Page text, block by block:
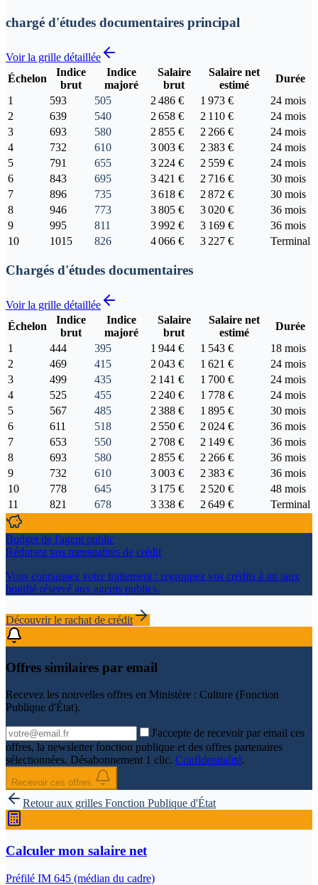
chargé d'études documentaires principal
Voir la grille détaillée
Échelon
Indice
brut
Indice
majoré
Salaire
brut
Salaire net
estimé
Durée
1
593 505 2 486 € 1 973 €
24 mois
2
639 540 2 658 € 2 110 €
24 mois
3
693 580 2 855 € 2 266 €
24 mois
4
732 610 3 003 € 2 383 €
24 mois
5
791 655 3 224 € 2 559 €
24 mois
6
843 695 3 421 € 2 716 €
30 mois
7
896 735 3 618 € 2 872 €
30 mois
8
946 773 3 805 € 3 020 €
36 mois
9
995 811 3 992 € 3 169 €
36 mois
10
1015 826 4 066 € 3 227 € Terminal
Chargés d'études documentaires
Voir la grille détaillée
Échelon
Indice
brut
Indice
majoré
Salaire
brut
Salaire net
estimé
Durée
1
444 395 1 944 € 1 543 €
18 mois
2
469 415 2 043 € 1 621 €
24 mois
3
499 435 2 141 € 1 700 €
24 mois
4
525 455 2 240 € 1 778 €
24 mois
5
567 485 2 388 € 1 895 €
30 mois
6
611 518 2 550 € 2 024 €
36 mois
7
653 550 2 708 € 2 149 €
36 mois
8
693 580 2 855 € 2 266 €
36 mois
9
732 610 3 003 € 2 383 €
36 mois
10
778 645 3 175 € 2 520 €
48 mois
11
821 678 3 338 € 2 649 € Terminal
Budget de l'agent public
Réduisez vos mensualités de crédit
Vous connaissez votre traitement : regroupez vos crédits à un taux
bonifié réservé aux agents publics.
Découvrir le rachat de crédit
Offres similaires par email
Recevez les nouvelles offres en Ministère : Culture (Fonction
Publique d'État).
J'accepte de recevoir par email ces
offres, la newsletter fonction publique et des offres partenaires
sélectionnées. Désabonnement 1 clic. Confidentialité.
Recevoir ces offres
Retour aux grilles Fonction Publique d'État
Calculer mon salaire net
Préfilé IM 645 (médian du cadre)